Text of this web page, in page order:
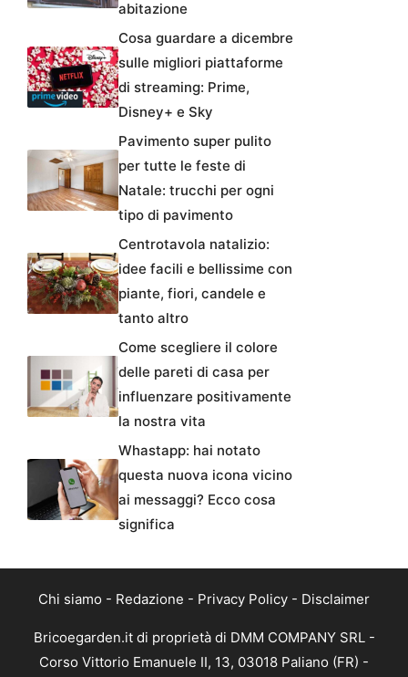
abitazione
Cosa guardare a dicembre
sulle migliori piattaforme
di streaming: Prime,
Disney+ e Sky
Pavimento super pulito
per tutte le feste di
Natale: trucchi per ogni
tipo di pavimento
Centrotavola natalizio:
idee facili e bellissime con
piante, fiori, candele e
tanto altro
Come scegliere il colore
delle pareti di casa per
influenzare positivamente
la nostra vita
Whastapp: hai notato
questa nuova icona vicino
ai messaggi? Ecco cosa
significa
Chi siamo - Redazione - Privacy Policy - Disclaimer
Bricoegarden.it di proprietà di DMM COMPANY SRL -
Corso Vittorio Emanuele II, 13, 03018 Paliano (FR) -